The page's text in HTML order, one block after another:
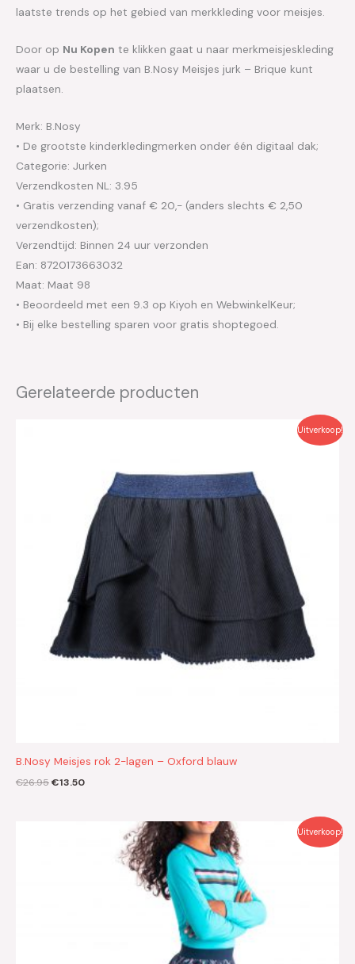
laatste trends op het gebied van merkkleding voor meisjes.
Door op Nu Kopen te klikken gaat u naar merkmeisjeskleding
waar u de bestelling van B.Nosy Meisjes jurk – Brique kunt
plaatsen.
Merk: B.Nosy
• De grootste kinderkledingmerken onder één digitaal dak;
Categorie: Jurken
Verzendkosten NL: 3.95
• Gratis verzending vanaf € 20,- (anders slechts € 2,50
verzendkosten);
Verzendtijd: Binnen 24 uur verzonden
Ean: 8720173663032
Maat: Maat 98
• Beoordeeld met een 9.3 op Kiyoh en WebwinkelKeur;
• Bij elke bestelling sparen voor gratis shoptegoed.
Gerelateerde producten
Uitverkoop!
B.Nosy Meisjes rok 2-lagen – Oxford blauw
€26.95€13.50
Uitverkoop!
€15.00.